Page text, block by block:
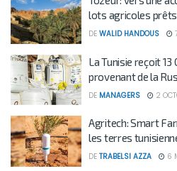
lots agricoles prêts
DE WALID HANDOUS
La Tunisie reçoit
provenant de la
DE MANAGERS 2
Agritech: Smart
les terres
DE TRABELSI AZZA 6